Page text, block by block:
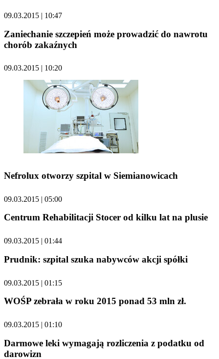
09.03.2015 | 10:47
Zaniechanie szczepień może prowadzić do nawrotu
chorób zakaźnych
09.03.2015 | 10:20
Nefrolux otworzy szpital w Siemianowicach
09.03.2015 | 05:00
Centrum Rehabilitacji Stocer od kilku lat na plusie
09.03.2015 | 01:44
Prudnik: szpital szuka nabywców akcji spółki
09.03.2015 | 01:15
WOŚP zebrała w roku 2015 ponad 53 mln zł.
09.03.2015 | 01:10
Darmowe leki wymagają rozliczenia z podatku od
darowizn